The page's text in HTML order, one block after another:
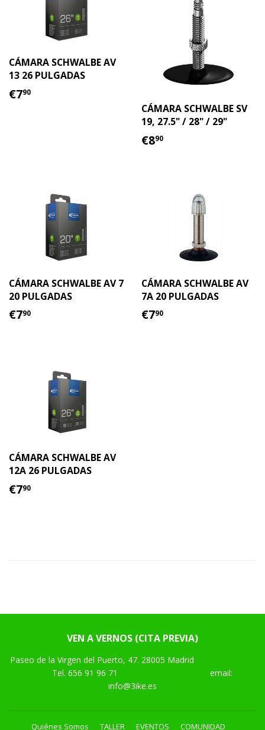
CÁMARA SCHWALBE AV
13 26 PULGADAS
PRECIO
€790
CÁMARA SCHWALBE SV
19, 27.5" / 28" / 29"
PRECIO
€890
CÁMARA SCHWALBE AV 7
20 PULGADAS
PRECIO
€790
CÁMARA SCHWALBE AV
7A 20 PULGADAS
PRECIO
€790
CÁMARA SCHWALBE AV
12A 26 PULGADAS
PRECIO
€790
VEN A VERNOS (CITA PREVIA)
Paseo de la Virgen del Puerto, 47. 28005 Madrid
Tel. 656 91 96 71
email:
info@3ike.es
Quiénes Somos TALLER EVENTOS COMUNIDAD